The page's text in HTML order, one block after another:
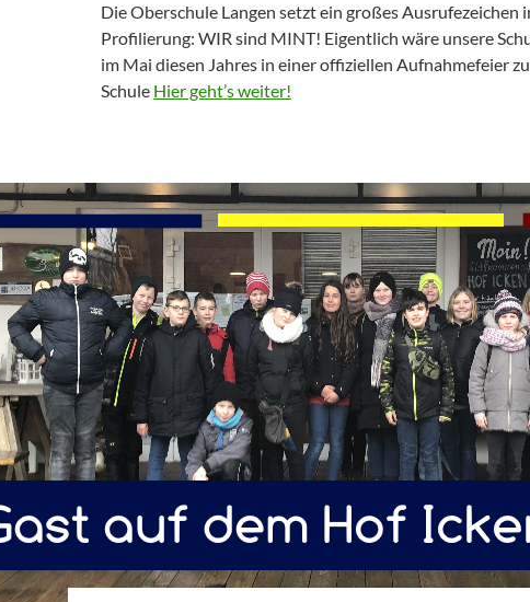
Die Oberschule Langen setzt ein großes Ausrufezeichen
Profilierung: WIR sind MINT! Eigentlich wäre unsere
im Mai diesen Jahres in einer offiziellen Aufnahmefeier
Schule Hier geht’s weiter!